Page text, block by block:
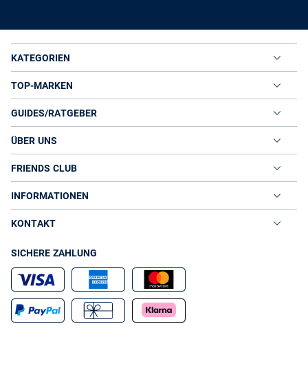
KATEGORIEN
TOP-MARKEN
GUIDES/RATGEBER
ÜBER UNS
FRIENDS CLUB
INFORMATIONEN
KONTAKT
SICHERE ZAHLUNG